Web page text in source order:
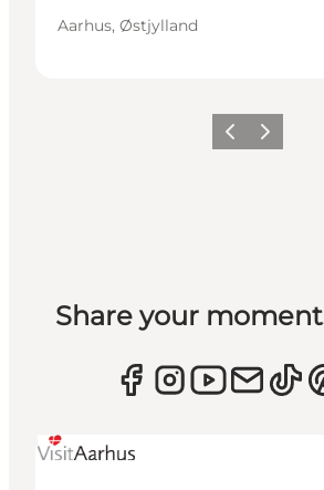
Aarhus, Østjylland
ForrigeNæste
Share your